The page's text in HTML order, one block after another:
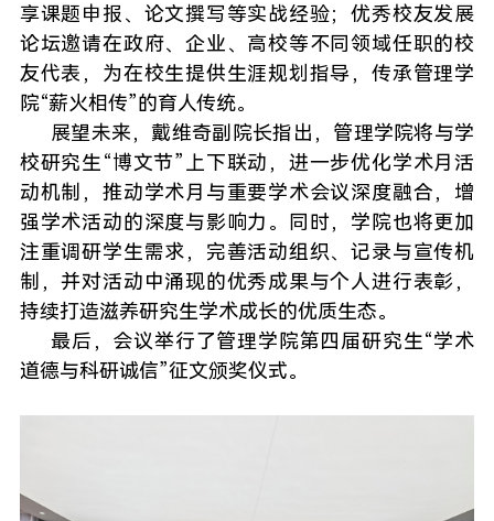
享课题申报、论文撰写等实战经验；优秀校友发展
论坛邀请在政府、企业、高校等不同领域任职的校
友代表，为在校生提供生涯规划指导，传承管理学
院“薪火相传”的育人传统。
展望未来，戴维奇副院长指出，管理学院将与学
校研究生“博文节”上下联动，进一步优化学术月活
动机制，推动学术月与重要学术会议深度融合，增
强学术活动的深度与影响力。同时，学院也将更加
注重调研学生需求，完善活动组织、记录与宣传机
制，并对活动中涌现的优秀成果与个人进行表彰，
持续打造滋养研究生学术成长的优质生态。
最后，会议举行了管理学院第四届研究生“学术
道德与科研诚信”征文颁奖仪式。